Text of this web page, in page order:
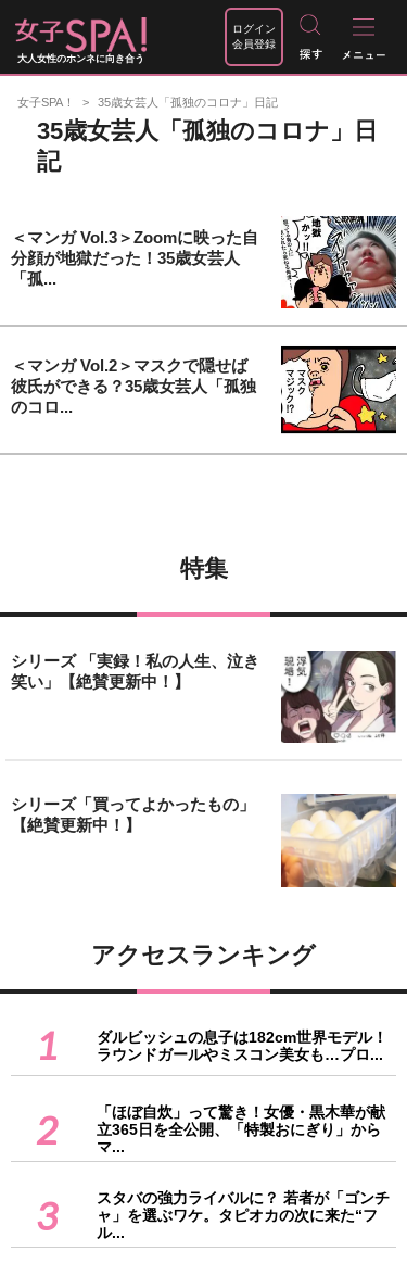
大人女性のホンネに向き合う
ログイン
会員登録
女子SPA！ 35歳女芸人「孤独のコロナ」日記
35歳女芸人「孤独のコロナ」日
記
＜マンガ Vol.3＞Zoomに映った自
分顔が地獄だった！35歳女芸人
「孤...
＜マンガ Vol.2＞マスクで隠せば
彼氏ができる？35歳女芸人「孤独
のコロ...
特集
シリーズ 「実録！私の人生、泣き
笑い」【絶賛更新中！】
シリーズ「買ってよかったもの」
【絶賛更新中！】
アクセスランキング
1
ダルビッシュの息子は182cm世界モデル！
ラウンドガールやミスコン美女も…プロ...
2
「ほぼ自炊」って驚き！女優・黒木華が献
立365日を全公開、「特製おにぎり」から
マ...
3
スタバの強力ライバルに？ 若者が「ゴンチ
ャ」を選ぶワケ。タピオカの次に来た“フ
ル...